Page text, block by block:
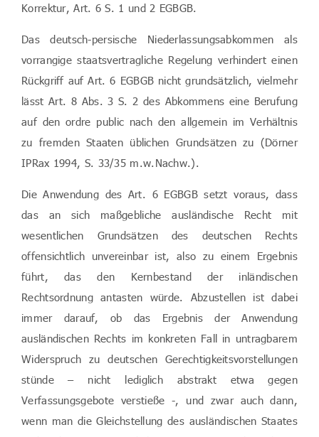
Korrektur, Art. 6 S. 1 und 2 EGBGB.
Das deutsch-persische Niederlassungsabkommen als
vorrangige staatsvertragliche Regelung verhindert einen
Rückgriff auf Art. 6 EGBGB nicht grundsätzlich, vielmehr
lässt Art. 8 Abs. 3 S. 2 des Abkommens eine Berufung
auf den ordre public nach den allgemein im Verhältnis
zu fremden Staaten üblichen Grundsätzen zu (Dörner
IPRax 1994, S. 33/35 m.w.Nachw.).
Die Anwendung des Art. 6 EGBGB setzt voraus, dass
das an sich maßgebliche ausländische Recht mit
wesentlichen Grundsätzen des deutschen Rechts
offensichtlich unvereinbar ist, also zu einem Ergebnis
führt, das den Kernbestand der inländischen
Rechtsordnung antasten würde. Abzustellen ist dabei
immer darauf, ob das Ergebnis der Anwendung
ausländischen Rechts im konkreten Fall in untragbarem
Widerspruch zu deutschen Gerechtigkeitsvorstellungen
stünde – nicht lediglich abstrakt etwa gegen
Verfassungsgebote verstieße -, und zwar auch dann,
wenn man die Gleichstellung des ausländischen Staates